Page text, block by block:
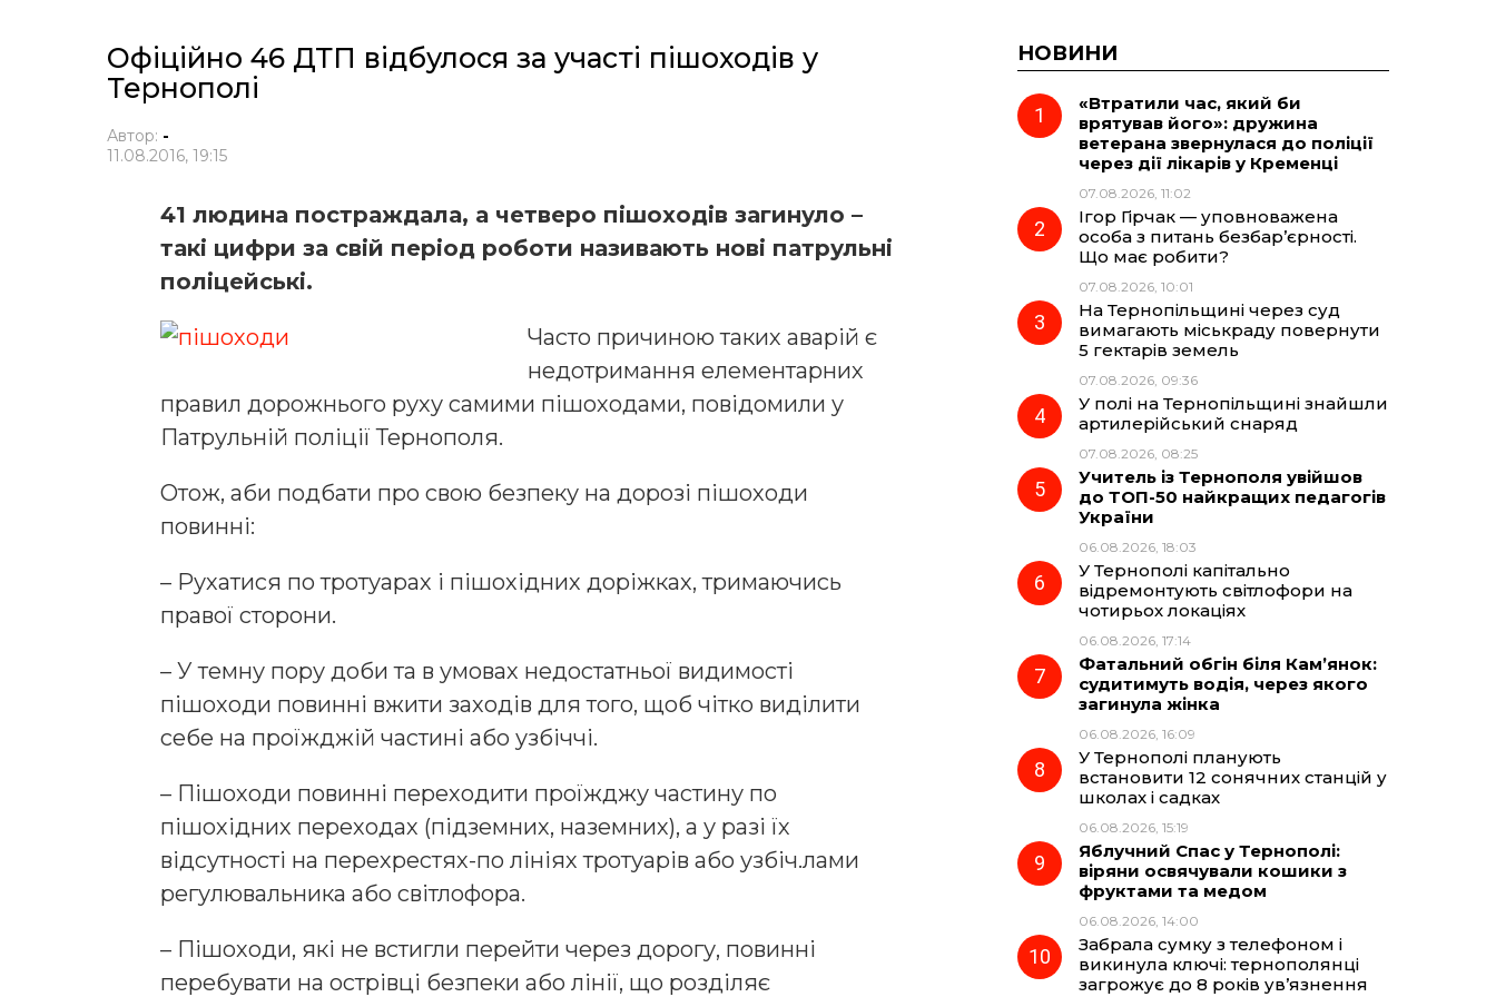
Офіційно 46 ДТП відбулося за участі пішоходів у
Тернополі
Автор: -
11.08.2016, 19:15
41 людина постраждала, а четверо пішоходів загинуло –
такі цифри за свій період роботи називають нові патрульні
поліцейські.
Часто причиною таких аварій є
недотримання елементарних
правил дорожнього руху самими пішоходами, повідомили у
Патрульній поліції Тернополя.
Отож, аби подбати про свою безпеку на дорозі пішоходи
повинні:
– Рухатися по тротуарах і пішохідних доріжках, тримаючись
правої сторони.
– У темну пору доби та в умовах недостатньої видимості
пішоходи повинні вжити заходів для того, щоб чітко виділити
себе на проїжджій частині або узбіччі.
– Пішоходи повинні переходити проїжджу частину по
пішохідних переходах (підземних, наземних), а у разі їх
відсутності на перехрестях-по лініях тротуарів або узбіч.лами
регулювальника або світлофора.
– Пішоходи, які не встигли перейти через дорогу, повинні
перебувати на острівці безпеки або лінії, що розділяє
НОВИНИ
«Втратили час, який би
врятував його»: дружина
ветерана звернулася до поліції
через дії лікарів у Кременці
07.08.2026, 11:02
Ігор Гірчак — уповноважена
особа з питань безбар’єрності.
Що має робити?
07.08.2026, 10:01
На Тернопільщині через суд
вимагають міськраду повернути
5 гектарів земель
07.08.2026, 09:36
У полі на Тернопільщині знайшли
артилерійський снаряд
07.08.2026, 08:25
Учитель із Тернополя увійшов
до ТОП-50 найкращих педагогів
України
06.08.2026, 18:03
У Тернополі капітально
відремонтують світлофори на
чотирьох локаціях
06.08.2026, 17:14
Фатальний обгін біля Кам’янок:
судитимуть водія, через якого
загинула жінка
06.08.2026, 16:09
У Тернополі планують
встановити 12 сонячних станцій у
школах і садках
06.08.2026, 15:19
Яблучний Спас у Тернополі:
віряни освячували кошики з
фруктами та медом
06.08.2026, 14:00
Забрала сумку з телефоном і
викинула ключі: тернополянці
загрожує до 8 років ув’язнення